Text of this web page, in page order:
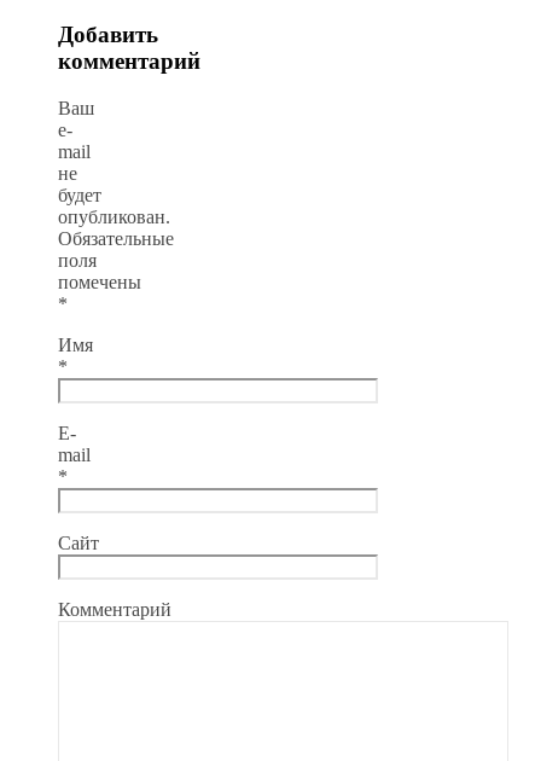
Добавить
комментарий
Ваш
e-
mail
не
будет
опубликован.
Обязательные
поля
помечены
*
Имя
*
E-
mail
*
Сайт
Комментарий